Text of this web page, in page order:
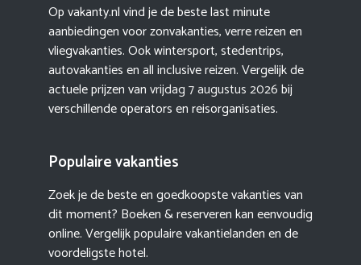
Op vakanty.nl vind je de beste last minute
aanbiedingen voor zonvakanties, verre reizen en
vliegvakanties. Ook wintersport, stedentrips,
autovakanties en all inclusive reizen. Vergelijk de
actuele prijzen vanvrijdag 7 augustus 2026bij
verschillende operators en reisorganisaties.
Populaire vakanties
Zoek je de beste en goedkoopste vakanties van
dit moment? Boeken & reserveren kan eenvoudig
online. Vergelijk populaire vakantielanden en de
voordeligste hotel.